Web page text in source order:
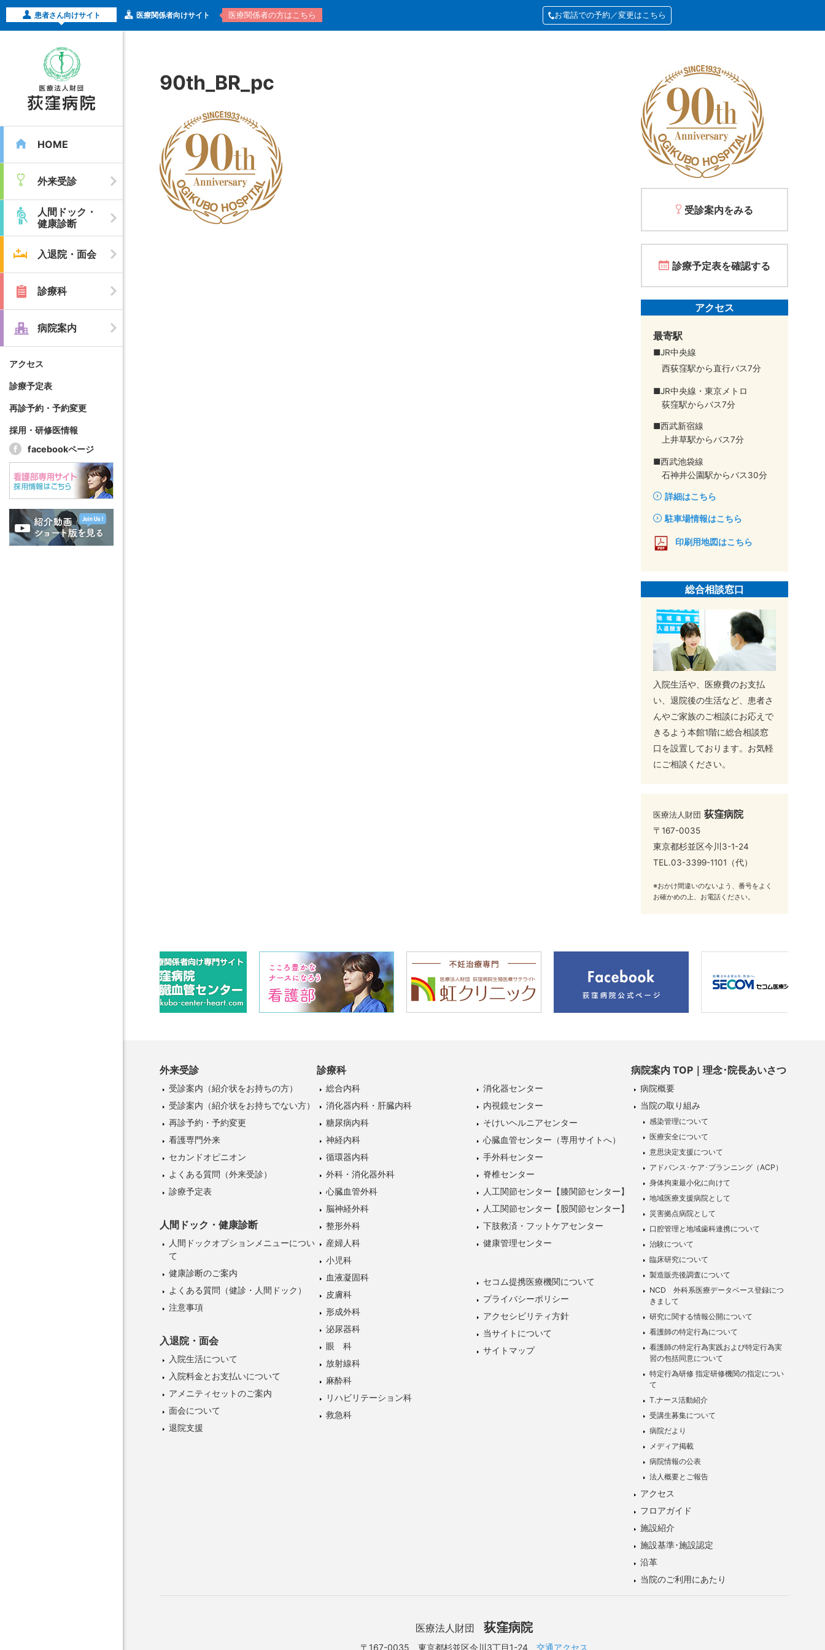
患者さん向けサイト 医療関係者向けサイト 医療関係者の方はこちら お電話での予約／変更はこちら
HOME
外来受診
人間ドック・
健康診断
入退院・面会
診療科
病院案内
アクセス
診療予定表
再診予約・予約変更
採用・研修医情報
facebookページ
90th_BR_pc
受診案内をみる
診療予定表を確認する
アクセス
最寄駅
■JR中央線
西荻窪駅から直行バス7分
■JR中央線・東京メトロ
荻窪駅からバス7分
■西武新宿線
上井草駅からバス7分
■西武池袋線
石神井公園駅からバス30分
詳細はこちら
駐車場情報はこちら
印刷用地図はこちら
総合相談窓口
入院生活や、医療費のお支払
い、退院後の生活など、患者さ
んやご家族のご相談にお応えで
きるよう本館1階に総合相談窓
口を設置しております。お気軽
にご相談ください。
医療法人財団 荻窪病院
〒167-0035
東京都杉並区今川3-1-24
TEL.03-3399-1101 （代）
※おかけ間違いのないよう、番号をよく
お確かめの上、お電話ください。
外来受診
受診案内 （紹介状をお持ちの方）
受診案内 （紹介状をお持ちでない方）
再診予約・予約変更
看護専門外来
セカンドオピニオン
よくある質問（外来受診）
診療予定表
人間ドック・健康診断
人間ドックオプションメニューについ
て
健康診断のご案内
よくある質問（健診・人間ドック）
注意事項
入退院・面会
入院生活について
入院料金とお支払いについて
アメニティセットのご案内
面会について
退院支援
診療科
総合内科
消化器内科・肝臓内科
糖尿病内科
神経内科
循環器内科
外科・消化器外科
心臓血管外科
脳神経外科
整形外科
産婦人科
小児科
血液凝固科
皮膚科
形成外科
泌尿器科
眼 科
放射線科
麻酔科
リハビリテーション科
救急科
消化器センター
内視鏡センター
そけいヘルニアセンター
心臓血管センター（専用サイトへ）
手外科センター
脊椎センター
人工関節センター【膝関節センター】
人工関節センター【股関節センター】
下肢救済・フットケアセンター
健康管理センター
セコム提携医療機関について
プライバシーポリシー
アクセシビリティ方針
当サイトについて
サイトマップ
病院案内 TOP｜理念･院長あいさつ
病院概要
当院の取り組み
感染管理について
医療安全について
意思決定支援について
アドバンス･ケア･プランニング（ACP）
身体拘束最小化に向けて
地域医療支援病院として
災害拠点病院として
口腔管理と地域歯科連携について
治験について
臨床研究について
製造販売後調査について
NCD 外科系医療データベース登録につ
きまして
研究に関する情報公開について
看護師の特定行為について
看護師の特定行為実践および特定行為実
習の包括同意について
特定行為研修 指定研修機関の指定につい
て
T.ナース活動紹介
受講生募集について
病院だより
メディア掲載
病院情報の公表
法人概要とご報告
アクセス
フロアガイド
施設紹介
施設基準･施設認定
沿革
当院のご利用にあたり
医療法人財団 荻窪病院
〒167-0035 東京都杉並区今川3丁目1-24 交通アクセス